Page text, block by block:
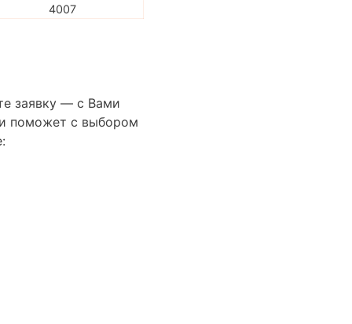
4007
заявку — с Вами
поможет с выбором